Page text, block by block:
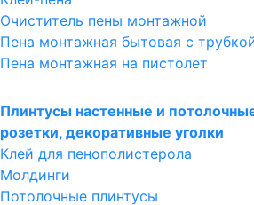
Очиститель пены монтажной
Пена монтажная бытовая с
Пена монтажная на пистолет
Плинтусы настенные и
розетки, декоративные уголки
Клей для пенополистерола
Молдинги
Потолочные плинтусы